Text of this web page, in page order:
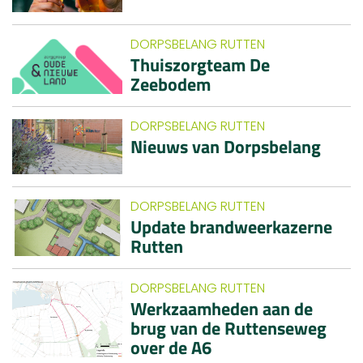
DORPSBELANG RUTTEN
Thuiszorgteam De
Zeebodem
DORPSBELANG RUTTEN
Nieuws van Dorpsbelang
DORPSBELANG RUTTEN
Update brandweerkazerne
Rutten
DORPSBELANG RUTTEN
Werkzaamheden aan de
brug van de Ruttenseweg
over de A6